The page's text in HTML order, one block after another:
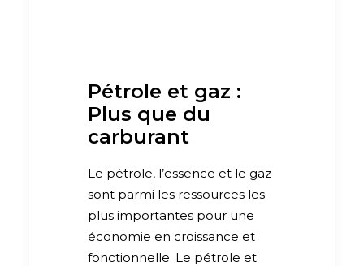
Pétrole et gaz :
Plus que du
carburant
Le pétrole, l’essence et le gaz
sont parmi les ressources les
plus importantes pour une
économie en croissance et
fonctionnelle. Le pétrole et